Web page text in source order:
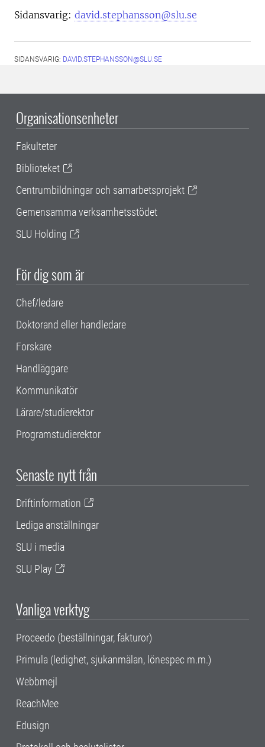
Sidansvarig: david.stephansson@slu.se
SIDANSVARIG: DAVID.STEPHANSSON@SLU.SE
Organisationsenheter
Fakulteter
Biblioteket
Centrumbildningar och samarbetsprojekt
Gemensamma verksamhetsstödet
SLU Holding
För dig som är
Chef/ledare
Doktorand eller handledare
Forskare
Handläggare
Kommunikatör
Lärare/studierektor
Programstudierektor
Senaste nytt från
Driftinformation
Lediga anställningar
SLU i media
SLU Play
Vanliga verktyg
Proceedo (beställningar, fakturor)
Primula (ledighet, sjukanmälan, lönespec m.m.)
Webbmejl
ReachMee
Edusign